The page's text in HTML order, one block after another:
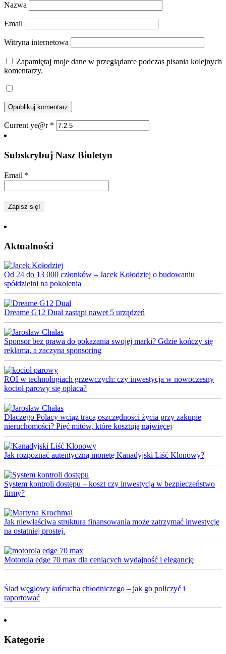
Nazwa
Email
Witryna internetowa
Zapamiętaj moje dane w przeglądarce podczas pisania kolejnych
komentarzy.
Current ye@r *
Subskrybuj Nasz Biuletyn
Email *
Aktualności
Od 24 do 13 000 członków – Jacek Kołodziej o budowaniu
spółdzielni na pokolenia
Dreame G12 Dual zastąpi nawet 5 urządzeń
Sponsor bez prawa do pokazania swojej marki? Gdzie kończy się
reklama, a zaczyna sponsoring
ROI w technologiach grzewczych: czy inwestycja w nowoczesny
kocioł parowy się opłaca?
Dlaczego Polacy wciąż tracą oszczędności życia przy zakupie
nieruchomości? Pięć mitów, które kosztują najwięcej
Jak rozpoznać autentyczną monetę Kanadyjski Liść Klonowy?
System kontroli dostępu – koszt czy inwestycja w bezpieczeństwo
firmy?
Jak niewłaściwa struktura finansowania może zatrzymać inwestycję
na ostatniej prostej.
Motorola edge 70 max dla ceniących wydajność i elegancję
Ślad węglowy łańcucha chłodniczego – jak go policzyć i
raportować
Kategorie